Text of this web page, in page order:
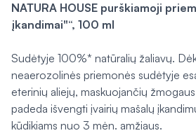
NATURA HOUSE purškiamoji
įkandimai"“, 100 ml
Sudėtyje 100%* natūralių žaliavų.
neaerozolinės priemonės sudėtyje
eterinių aliejų, maskuojančių žmogaus
padeda išvengti įvairių mašalų
kūdikiams nuo 3 mėn. amžiaus.